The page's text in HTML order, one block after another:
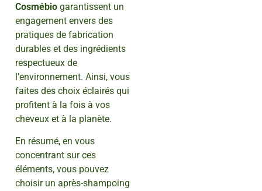
Cosmébio garantissent un
engagement envers des
pratiques de fabrication
durables et des ingrédients
respectueux de
l’environnement. Ainsi, vous
faites des choix éclairés qui
profitent à la fois à vos
cheveux et à la planète.
En résumé, en vous
concentrant sur ces
éléments, vous pouvez
choisir un après-shampoing